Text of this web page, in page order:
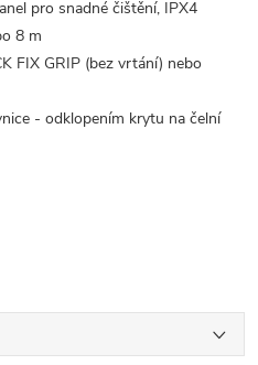
pro snadné čištění, IPX4
8 m
FIX GRIP (bez vrtání) nebo
- odklopením krytu na čelní